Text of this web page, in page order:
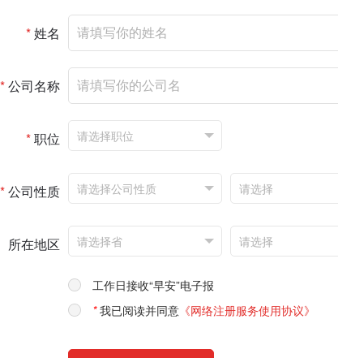
*姓名
*公司名称
*职位
*公司性质
所在地区
工作日接收“早安”电子报
*我已阅读并同意 《网络注册服务使用协议》